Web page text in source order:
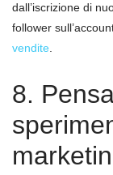
dall’iscrizione di
follower
vendite
8.